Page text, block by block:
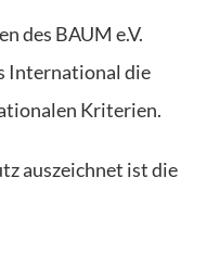
des BAUM e.V.
International die
Kriterien.
auszeichnet ist die